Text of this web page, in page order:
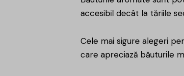
accesibil decât la tăriile
Cele mai sigure alegeri
care apreciază băuturile